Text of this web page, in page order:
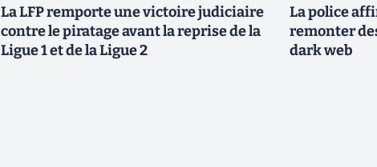
La LFP remporte une victoire judiciaire
contre le piratage avant la reprise de la
Ligue 1 et de la Ligue 2
La police
remonter
dark web